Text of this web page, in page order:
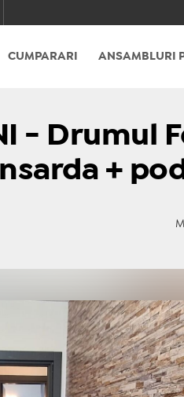
CUMPARARI ANSAMBLURI
- Drumul
+ pod